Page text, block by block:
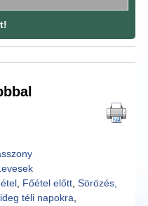
Főétel előtt ,Sörözés,
téli napokra